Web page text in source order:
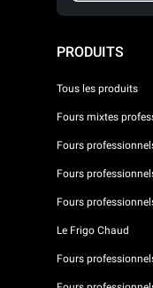
PRODUITS
Tous les produits
Fours mixtes
Fours
Fours
Fours
Le Frigo Chaud
Fours